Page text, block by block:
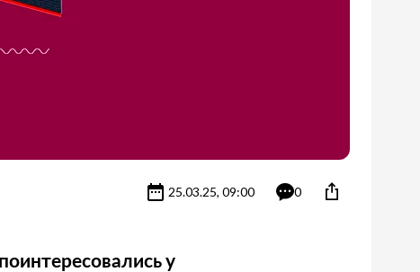
25.03.25, 09:00 0
у